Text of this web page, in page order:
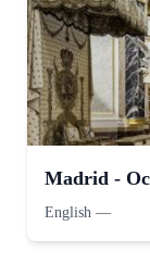
Madrid -
English —